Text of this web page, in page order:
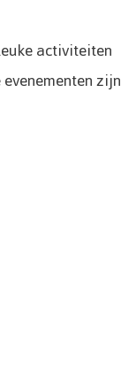
activiteiten
zijn